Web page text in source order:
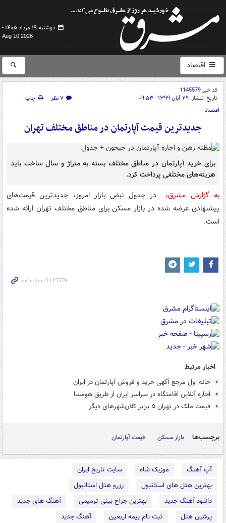
دوشنبه ۱۹ مرداد ۱۴۰۵ -
Aug 10 2026
اقتصاد
کد خبر1145579
تاریخ انتشار: ۲۹ آبان ۱۳۹۹ - ۰۹:۵۳ ۷ نظر
چاپ
اقتصاد
جدیدترین قیمت آپارتمان در مناطق مختلف تهران
برای خرید آپارتمان در مناطق مختلف بسته به متراژ و سال ساخت باید
هزینه‌های مختلفی پرداخت کرد.
به گزارش مشرق، در جدول نبض بازار امروز، جدیدترین قیمت‌های
پیشنهادی عرضه شده در بازار مسکن برای مناطق مختلف تهران ارائه شده
است.
اخبار مرتبط
خانه اول مرجع آگهی خرید و فروش آپارتمان در ایران
اجاره آنلاین اقامتگاه در سراسر ایران از طریق هومسا
قیمت ملک در تهران ۵ برابر کلان‌شهرهای دیگر
برچسب‌ها بازار مسکن قیمت آپارتمان
آپ آهنگ موزیک شاه
سایت تاریخ ایران
بهترین هتل های استانبول
رزرو هتل استانبول
دانلود آهنگ جدید
بهترین جراح بینی ترمیمی
آهنگ های جدید
پرشین هتل
ثبت نام بیمه اربعین
آهنگ جدید